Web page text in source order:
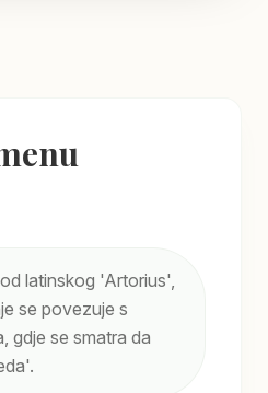
latinskog 'Artorius',
se povezuje s
gdje se smatra da